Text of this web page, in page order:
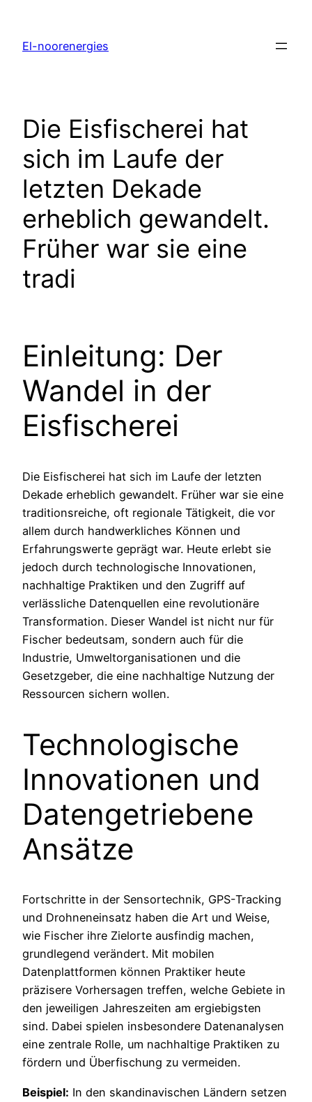
El-noorenergies
Die Eisfischerei hat
sich im Laufe der
letzten Dekade
erheblich gewandelt.
Früher war sie eine
tradi
Einleitung: Der
Wandel in der
Eisfischerei
Die Eisfischerei hat sich im Laufe der letzten
Dekade erheblich gewandelt. Früher war sie eine
traditionsreiche, oft regionale Tätigkeit, die vor
allem durch handwerkliches Können und
Erfahrungswerte geprägt war. Heute erlebt sie
jedoch durch technologische Innovationen,
nachhaltige Praktiken und den Zugriff auf
verlässliche Datenquellen eine revolutionäre
Transformation. Dieser Wandel ist nicht nur für
Fischer bedeutsam, sondern auch für die
Industrie, Umweltorganisationen und die
Gesetzgeber, die eine nachhaltige Nutzung der
Ressourcen sichern wollen.
Technologische
Innovationen und
Datengetriebene
Ansätze
Fortschritte in der Sensortechnik, GPS-Tracking
und Drohneneinsatz haben die Art und Weise,
wie Fischer ihre Zielorte ausfindig machen,
grundlegend verändert. Mit mobilen
Datenplattformen können Praktiker heute
präzisere Vorhersagen treffen, welche Gebiete in
den jeweiligen Jahreszeiten am ergiebigsten
sind. Dabei spielen insbesondere Datenanalysen
eine zentrale Rolle, um nachhaltige Praktiken zu
fördern und Überfischung zu vermeiden.
Beispiel: In den skandinavischen Ländern setzen